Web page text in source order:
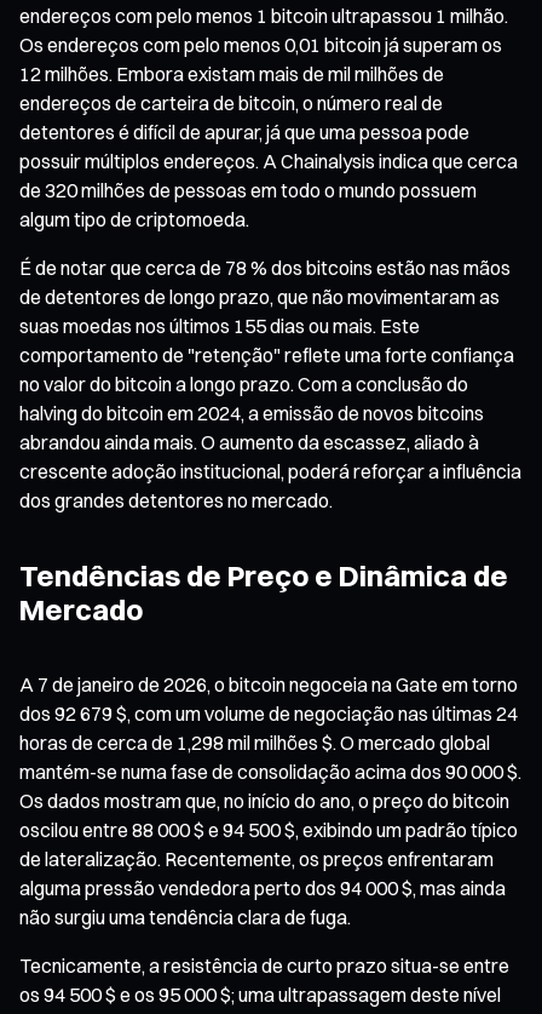
endereços com pelo menos 1 bitcoin ultrapassou 1 milhão.
Os endereços com pelo menos 0,01 bitcoin já superam os
12 milhões. Embora existam mais de mil milhões de
endereços de carteira de bitcoin, o número real de
detentores é difícil de apurar, já que uma pessoa pode
possuir múltiplos endereços. A Chainalysis indica que cerca
de 320 milhões de pessoas em todo o mundo possuem
algum tipo de criptomoeda.
É de notar que cerca de 78 % dos bitcoins estão nas mãos
de detentores de longo prazo, que não movimentaram as
suas moedas nos últimos 155 dias ou mais. Este
comportamento de "retenção" reflete uma forte confiança
no valor do bitcoin a longo prazo. Com a conclusão do
halving do bitcoin em 2024, a emissão de novos bitcoins
abrandou ainda mais. O aumento da escassez, aliado à
crescente adoção institucional, poderá reforçar a influência
dos grandes detentores no mercado.
Tendências de Preço e Dinâmica de
Mercado
A 7 de janeiro de 2026, o bitcoin negoceia na Gate em torno
dos 92 679 $, com um volume de negociação nas últimas 24
horas de cerca de 1,298 mil milhões $. O mercado global
mantém-se numa fase de consolidação acima dos 90 000 $.
Os dados mostram que, no início do ano, o preço do bitcoin
oscilou entre 88 000 $ e 94 500 $, exibindo um padrão típico
de lateralização. Recentemente, os preços enfrentaram
alguma pressão vendedora perto dos 94 000 $, mas ainda
não surgiu uma tendência clara de fuga.
Tecnicamente, a resistência de curto prazo situa-se entre
os 94 500 $ e os 95 000 $; uma ultrapassagem deste nível